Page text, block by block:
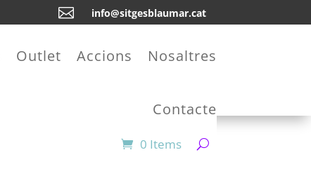
 info@sitgesblaumar.cat
Outlet Accions Nosaltres
Contacte
0 Items